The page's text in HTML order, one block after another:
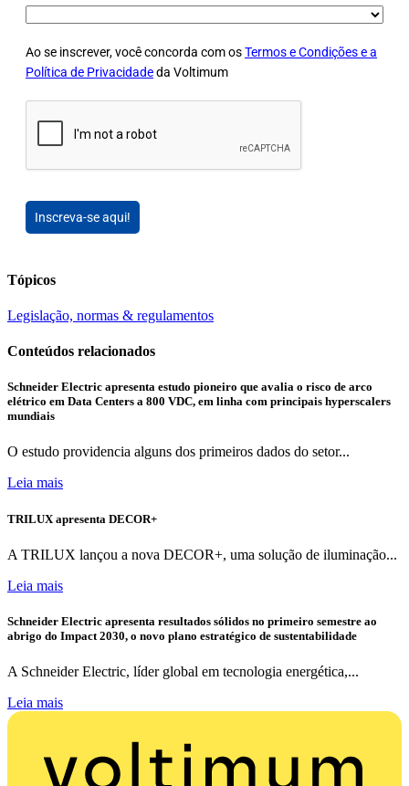
Ao se inscrever, você concorda com osTermos e Condições e a
Política de Privacidadeda Voltimum
Inscreva-se aqui!
Tópicos
Legislação, normas & regulamentos
Conteúdos relacionados
Schneider Electric apresenta estudo pioneiro que avalia o risco de arco
elétrico em Data Centers a 800 VDC, em linha com principais hyperscalers
mundiais
O estudo providencia alguns dos primeiros dados do setor...
Leia mais
TRILUX apresenta DECOR+
A TRILUX lançou a nova DECOR+, uma solução de iluminação...
Leia mais
Schneider Electric apresenta resultados sólidos no primeiro semestre ao
abrigo do Impact 2030, o novo plano estratégico de sustentabilidade
A Schneider Electric, líder global em tecnologia energética,...
Leia mais